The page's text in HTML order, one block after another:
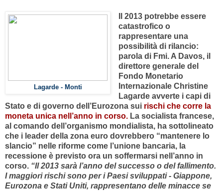
Lagarde - Monti
Il 2013 potrebbe essere
catastrofico o
rappresentare una
possibilità di rilancio:
parola di Fmi. A Davos, il
direttore generale del
Fondo Monetario
Internazionale Christine
Lagarde avverte i capi di
Stato e di governo dell’Eurozona sui rischi che corre la
moneta unica nell’anno in corso. La socialista francese,
al comando dell’organismo mondialista, ha sottolineato
che i leader della zona euro dovrebbero “mantenere lo
slancio” nelle riforme come l’unione bancaria, la
recessione è previsto ora un soffermarsi nell’anno in
corso. “Il 2013 sarà l’anno del successo o del fallimento.
I maggiori rischi sono per i Paesi sviluppati - Giappone,
Eurozona e Stati Uniti, rappresentano delle minacce se